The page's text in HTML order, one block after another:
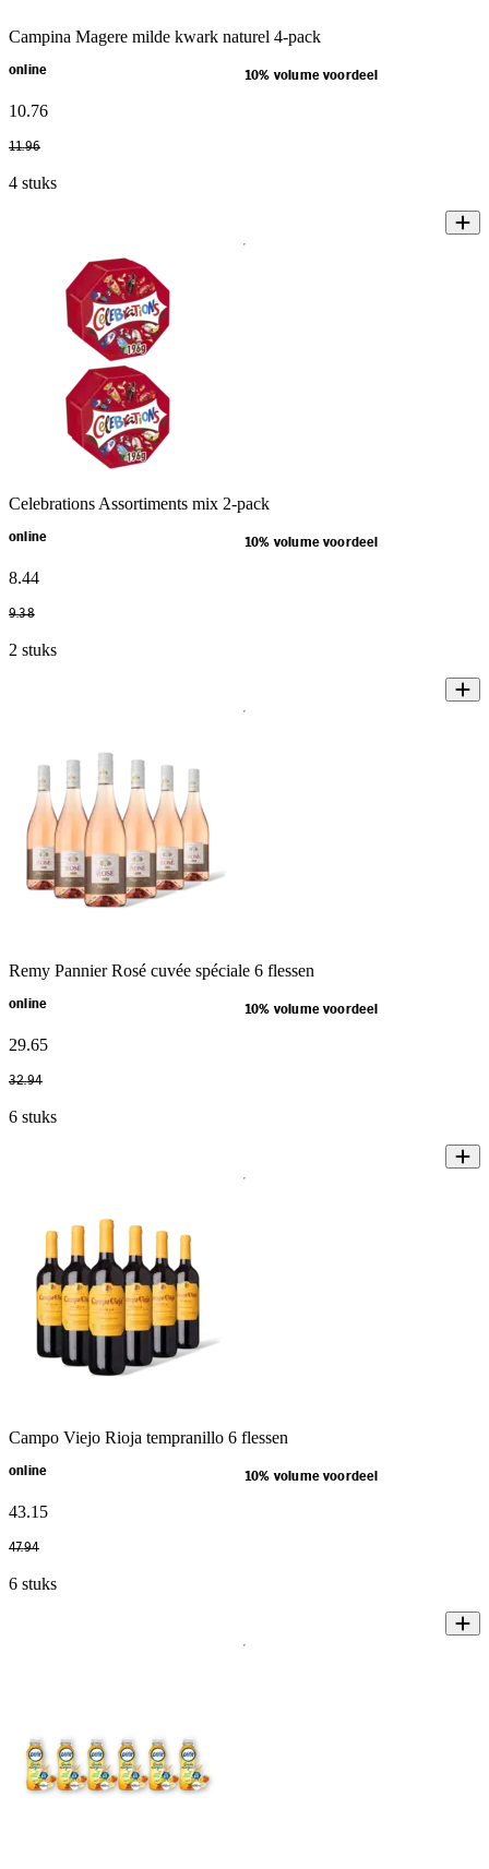
Campina Magere milde kwark naturel 4-pack
online 10% volume voordeel
10.76
11.96
4 stuks
Celebrations Assortiments mix 2-pack
online 10% volume voordeel
8.44
9.38
2 stuks
Remy Pannier Rosé cuvée spéciale 6 flessen
online 10% volume voordeel
29.65
32.94
6 stuks
Campo Viejo Rioja tempranillo 6 flessen
online 10% volume voordeel
43.15
47.94
6 stuks